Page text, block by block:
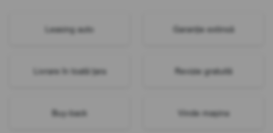
Leasing auto Garanție extinsă
Livrare în toată țara Revizie gratuită
Buy-back Vinde mașina